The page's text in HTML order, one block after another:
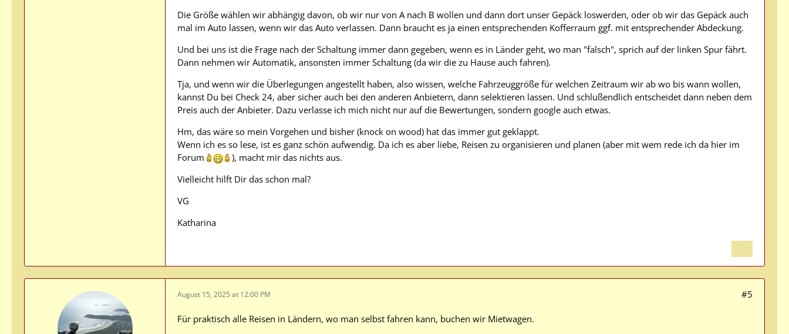
Die Größe wählen wir abhängig davon, ob wir nur von A nach B wollen und dann dort unser Gepäck loswerden, oder ob wir das Gepäck auch
mal im Auto lassen, wenn wir das Auto verlassen. Dann braucht es ja einen entsprechenden Kofferraum ggf. mit entsprechender Abdeckung.
Und bei uns ist die Frage nach der Schaltung immer dann gegeben, wenn es in Länder geht, wo man "falsch", sprich auf der linken Spur fährt.
Dann nehmen wir Automatik, ansonsten immer Schaltung (da wir die zu Hause auch fahren).
Tja, und wenn wir die Überlegungen angestellt haben, also wissen, welche Fahrzeuggröße für welchen Zeitraum wir ab wo bis wann wollen,
kannst Du bei Check 24, aber sicher auch bei den anderen Anbietern, dann selektieren lassen. Und schlußendlich entscheidet dann neben dem
Preis auch der Anbieter. Dazu verlasse ich mich nicht nur auf die Bewertungen, sondern google auch etwas.
Hm, das wäre so mein Vorgehen und bisher (knock on wood) hat das immer gut geklappt.
Wenn ich es so lese, ist es ganz schön aufwendig. Da ich es aber liebe, Reisen zu organisieren und planen (aber mit wem rede ich da hier im
Forum
), macht mir das nichts aus.
Vielleicht hilft Dir das schon mal?
VG
Katharina
August 15, 2025 at 12:00 PM #5
Für praktisch alle Reisen in Ländern, wo man selbst fahren kann, buchen wir Mietwagen.